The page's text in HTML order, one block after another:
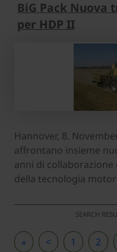
BiG Pack Nuova
per HDP II
Hannover, 8.
affrontano insieme
anni di collaborazione
della tecnologia
SEARCH
« < 1 2